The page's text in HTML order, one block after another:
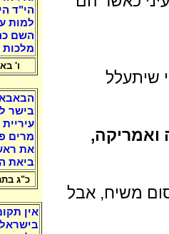
שיתעלל
ואמריקה,
משיח, אבל
הי"ד
למות
השם
מלכות
ו' באב/
בישר
עיריית
מרים
את
ביאת
כ"ג בתמוז/
אין